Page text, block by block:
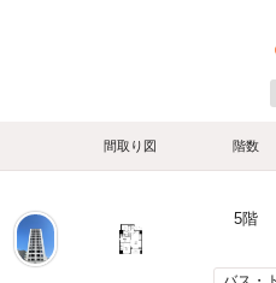
間取り図 階数
5階